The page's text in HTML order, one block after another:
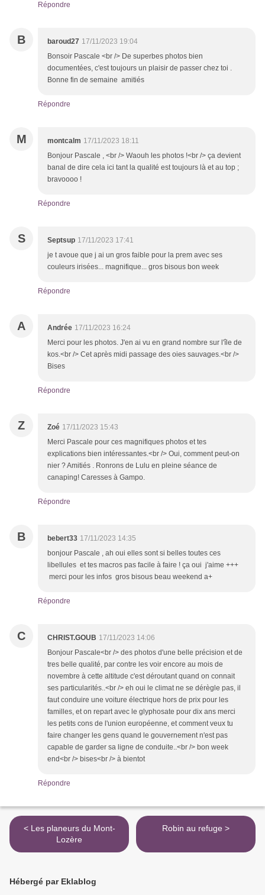
Répondre
B baroud27 17/11/2023 19:04
Bonsoir Pascale <br /> De superbes photos bien
documentées, c'est toujours un plaisir de passer chez toi .
Bonne fin de semaine amitiés
Répondre
M montcalm 17/11/2023 18:11
Bonjour Pascale , <br /> Waouh les photos !<br /> ça devient
banal de dire cela ici tant la qualité est toujours là et au top ;
bravoooo !
Répondre
S Septsup 17/11/2023 17:41
je t avoue que j ai un gros faible pour la prem avec ses
couleurs irisées... magnifique... gros bisous bon week
Répondre
A Andrée 17/11/2023 16:24
Merci pour les photos. J'en ai vu en grand nombre sur l'île de
kos.<br /> Cet après midi passage des oies sauvages.<br />
Bises
Répondre
Z Zoé 17/11/2023 15:43
Merci Pascale pour ces magnifiques photos et tes
explications bien intéressantes.<br /> Oui, comment peut-on
nier ? Amitiés . Ronrons de Lulu en pleine séance de
canaping! Caresses à Gampo.
Répondre
B bebert33 17/11/2023 14:35
bonjour Pascale , ah oui elles sont si belles toutes ces
libellules et tes macros pas facile à faire ! ça oui j'aime +++
merci pour les infos gros bisous beau weekend a+
Répondre
C CHRIST.GOUB 17/11/2023 14:06
Bonjour Pascale<br /> des photos d'une belle précision et de
tres belle qualité, par contre les voir encore au mois de
novembre à cette altitude c'est déroutant quand on connait
ses particularités..<br /> eh oui le climat ne se dérègle pas, il
faut conduire une voiture électrique hors de prix pour les
familles, et on repart avec le glyphosate pour dix ans merci
les petits cons de l'union européenne, et comment veux tu
faire changer les gens quand le gouvernement n'est pas
capable de garder sa ligne de conduite..<br /> bon week
end<br /> bises<br /> à bientot
Répondre
< Les planeurs du Mont-
Lozère
Robin au refuge >
Hébergé par Eklablog